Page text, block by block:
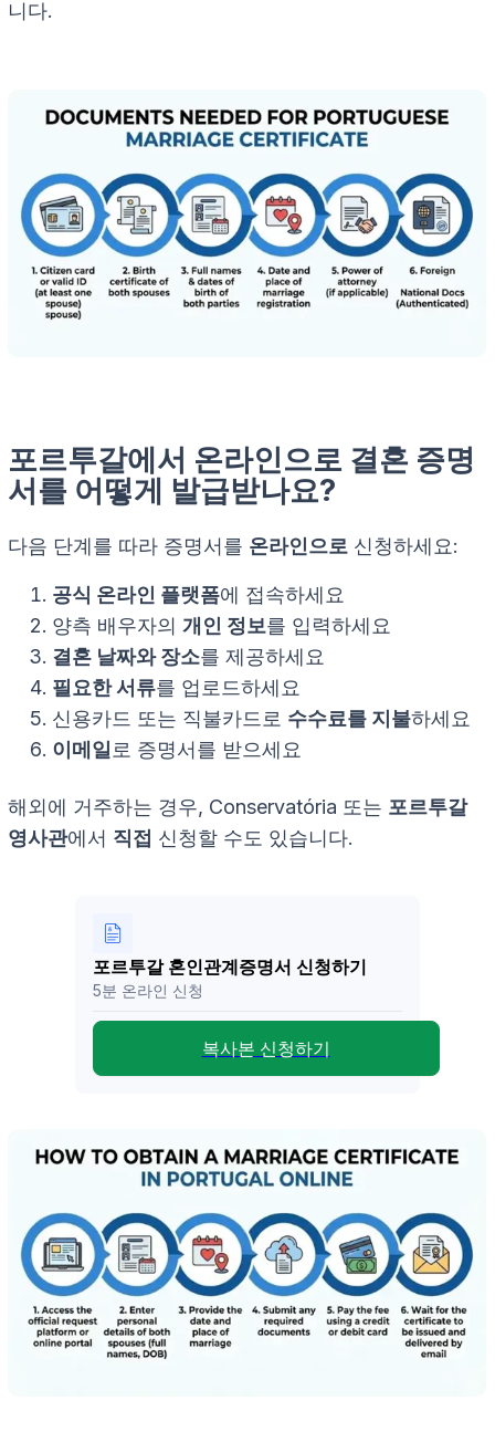
니다.
포르투갈에서 온라인으로 결혼 증명
서를 어떻게 발급받나요?
다음 단계를 따라 증명서를 온라인으로 신청하세요:
공식 온라인 플랫폼에 접속하세요
양측 배우자의 개인 정보를 입력하세요
결혼 날짜와 장소를 제공하세요
필요한 서류를 업로드하세요
신용카드 또는 직불카드로 수수료를 지불하세요
이메일 로 증명서를 받으세요
해외에 거주하는 경우, Conservatória 또는 포르투갈
영사관에서 직접 신청할 수도 있습니다.
포르투갈 혼인관계증명서 신청하기
5분 온라인 신청
복사본 신청하기